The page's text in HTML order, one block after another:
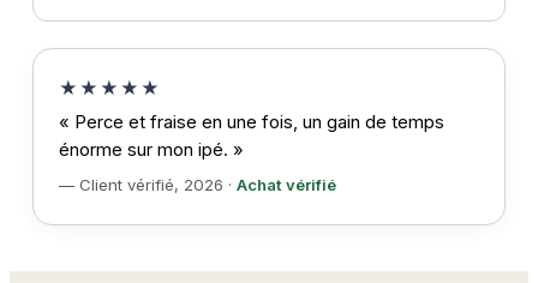
★★★★★
« Perce et fraise en une fois, un gain de temps
énorme sur mon ipé. »
— Client vérifié, 2026 · Achat vérifié